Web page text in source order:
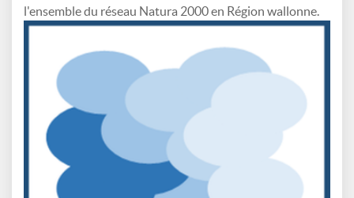
l'ensemble du réseau Natura 2000 en Région wallonne.